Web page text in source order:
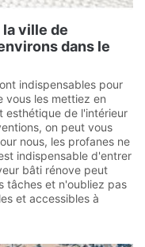
ville de
dans le
indispensables pour
vous les mettiez en
esthétique de l'intérieur
on peut vous
nous, les profanes ne
indispensable d'entrer
bâti rénove peut
tâches et n'oubliez pas
et accessibles à